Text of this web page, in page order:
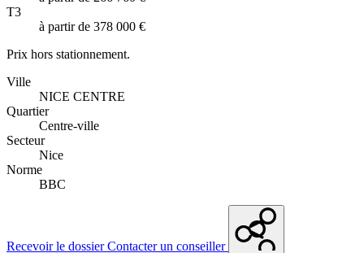
T3
à partir de 378 000 €
Prix hors stationnement.
Ville
NICE CENTRE
Quartier
Centre-ville
Secteur
Nice
Norme
BBC
Recevoir le dossierContacter un conseiller